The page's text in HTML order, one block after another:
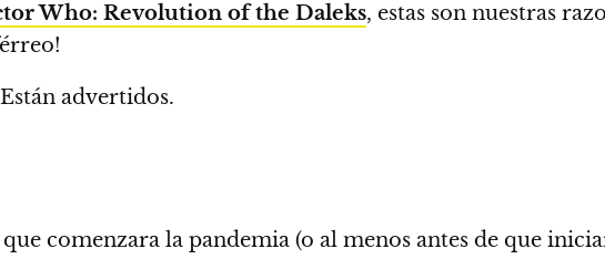
Who: Revolution of the Daleks, estas son nuestras
advertidos.
comenzara la pandemia (o al menos antes de que